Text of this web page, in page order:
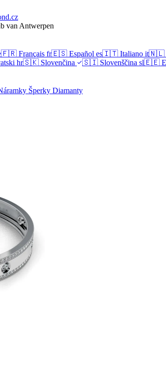
van Antwerpen
🇫🇷 Français fr🇪🇸 Español es🇮🇹 Italiano it🇳🇱
hr🇸🇰 Slovenčina 🇸🇮 Slovenščina sl🇪🇪
Šperky Diamanty